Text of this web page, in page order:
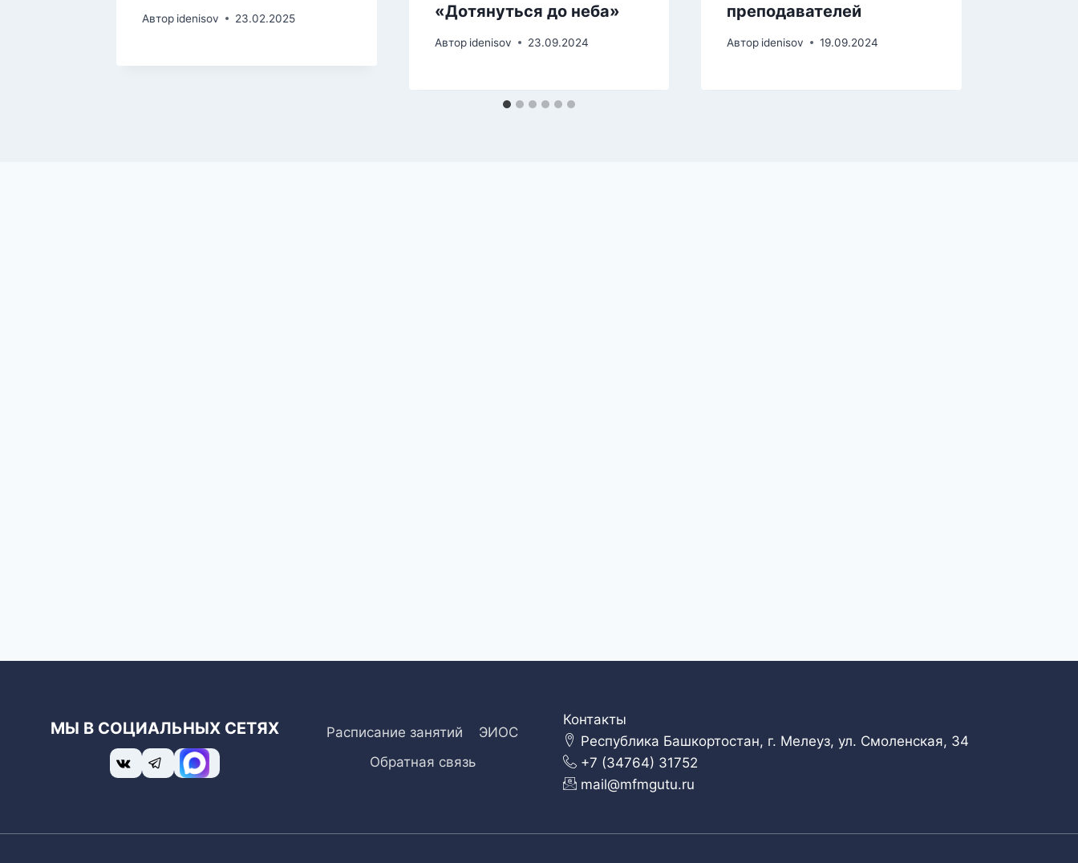
Автор idenisov 23.02.2025
«Дотянуться до неба»
Автор idenisov 23.09.2024
преподавателей
Автор idenisov 19.09.2024
МЫ В СОЦИАЛЬНЫХ СЕТЯХ Расписание занятий
ЭИОС
Обратная связь
Контакты
Республика Башкортостан, г. Мелеуз, ул. Смоленская, 34
+7 (34764) 31752
mail@mfmgutu.ru